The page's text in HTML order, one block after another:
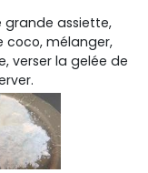
grande assiette,
coco, mélanger,
verser la gelée de